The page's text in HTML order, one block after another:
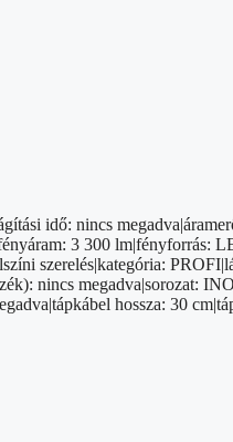
idő: nincs
3 300 lm|fényforrás:
szerelés|kategória:
nincs megadva|sorozat:
hossza: 30